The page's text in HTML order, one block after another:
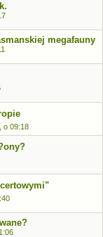
megafauny
o 09:18